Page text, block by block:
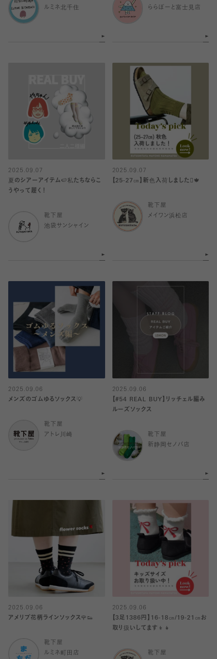
ルミネ北千住
ららぽーと富士見店
2025.09.07
夏のシアーアイテム🍉私たちならこ
うやって履く！
靴下屋
池袋サンシャイン
2025.09.07
【25-27㎝】新色入荷しました🪾🍁
靴下屋
メイワン浜松店
2025.09.06
メンズのゴムゆるソックス💡
靴下屋
アトレ川崎
2025.09.06
【#54 REAL BUY】リッチェル編み
ルーズソックス
靴下屋
新静岡セノバ店
2025.09.06
アメリブ花柄ラインソックス🌹👟
靴下屋
ルミネ町田店
2025.09.06
【3足1386円】16-18㎝/19-21㎝お
取り扱いしてます👦👧
靴下屋